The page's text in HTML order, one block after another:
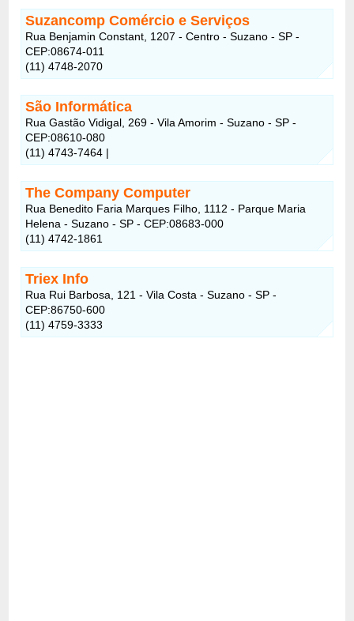
Suzancomp Comércio e Serviços
Rua Benjamin Constant, 1207 - Centro - Suzano - SP -
CEP:08674-011
(11) 4748-2070
São Informática
Rua Gastão Vidigal, 269 - Vila Amorim - Suzano - SP -
CEP:08610-080
(11) 4743-7464 |
The Company Computer
Rua Benedito Faria Marques Filho, 1112 - Parque Maria
Helena - Suzano - SP - CEP:08683-000
(11) 4742-1861
Triex Info
Rua Rui Barbosa, 121 - Vila Costa - Suzano - SP -
CEP:86750-600
(11) 4759-3333